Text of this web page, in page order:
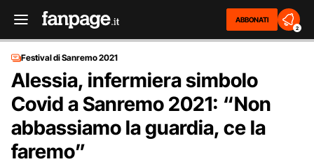
ABBONATI
2
Festival di Sanremo 2021
Alessia, infermiera simbolo
Covid a Sanremo 2021: “Non
abbassiamo la guardia, ce la
faremo”